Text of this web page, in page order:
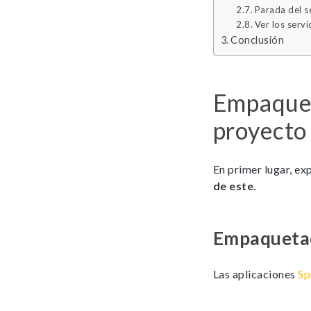
Parada del
Ver los
Conclusión
proyecto
En primer lugar,
de este.
Las aplicaciones